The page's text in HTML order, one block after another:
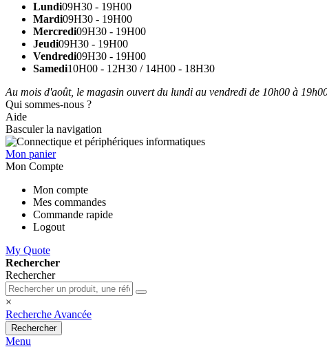
Lundi09H30 - 19H00
Mardi09H30 - 19H00
Mercredi09H30 - 19H00
Jeudi09H30 - 19H00
Vendredi09H30 - 19H00
Samedi10H00 - 12H30 / 14H00 - 18H30
Au mois d'août, le magasin ouvert du lundi au vendredi de 10h00 à
Qui sommes-nous ?
Aide
Basculer la navigation
Mon panier
Mon Compte
Mon compte
Mes commandes
Commande rapide
Logout
My Quote
Rechercher
Rechercher
×
Recherche Avancée
Rechercher
Menu